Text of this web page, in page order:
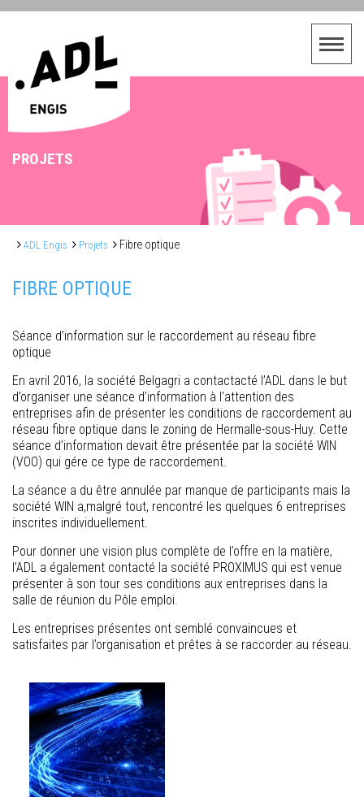
PROJETS
ADL Engis Projets Fibre optique
FIBRE OPTIQUE
Séance d’information sur le raccordement au réseau fibre
optique
En avril 2016, la société Belgagri a contactacté l’ADL dans le but
d’organiser une séance d’information à l’attention des
entreprises afin de présenter les conditions de raccordement au
réseau fibre optique dans le zoning de Hermalle-sous-Huy. Cette
séance d’information devait être présentée par la société WIN
(VOO) qui gére ce type de raccordement.
La séance a du être annulée par manque de participants mais la
société WIN a,malgré tout, rencontré les quelques 6 entreprises
inscrites individuellement.
Pour donner une vision plus complète de l’offre en la matière,
l’ADL a également contacté la société PROXIMUS qui est venue
présenter à son tour ses conditions aux entreprises dans la
salle de réunion du Pôle emploi.
Les entreprises présentes ont semblé convaincues et
satisfaites par l’organisation et prêtes à se raccorder au réseau.